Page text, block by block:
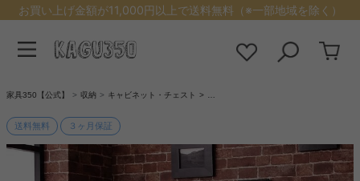
お買い上げ金額が11,000円以上で送料無料（※一部地域を除く）
家具350【公式】 収納 キャビネット・チェスト
送料無料 ３ヶ月保証